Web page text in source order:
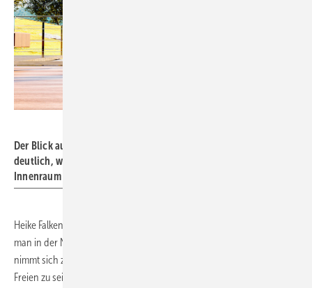
Der Blick auf die Terrasse, des am Hang gelegenen Hauses macht
deutlich, wie der Außenraum Teil des Wohnens wird und mit dem
Innenraum „verschmilzt”.
Heike Falkenberg: „Hier wollte ich ein Haus entwerfen und planen, das
man in der Natur nicht sieht – also übersieht. Das Gebäude selbst
nimmt sich zurück und gibt den Bewohnern gleichzeitig das Gefühl im
Freien zu sein. Dies wird durch große transparente Glasflächen in der